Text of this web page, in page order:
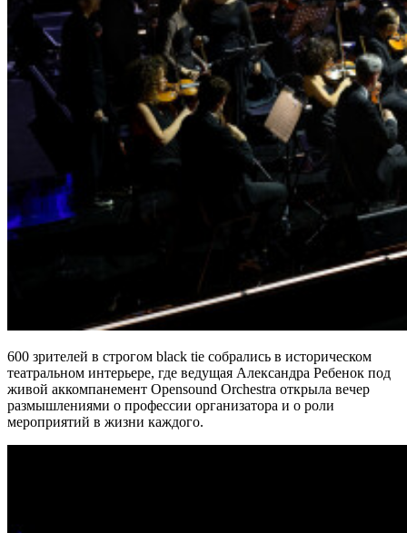
600 зрителей в строгом black tie собрались в историческом
театральном интерьере, где ведущая Александра Ребенок под
живой аккомпанемент Opensound Orchestra открыла вечер
размышлениями о профессии организатора и о роли
мероприятий в жизни каждого.